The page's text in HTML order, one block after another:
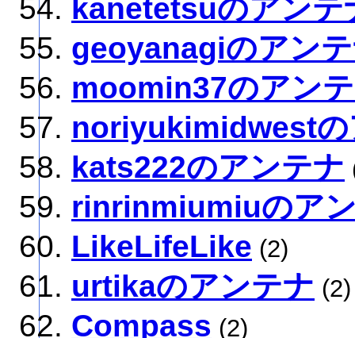
kanetetsuのアンテ
geoyanagiのアン
moomin37のアン
noriyukimidwestの
kats222のアンテナ
rinrinmiumiuのア
LikeLifeLike (2)
urtikaのアンテナ (2)
Compass (2)